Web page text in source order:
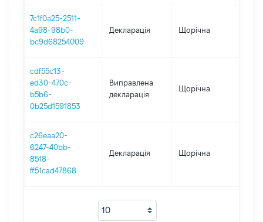
7c1f0a25-2511-
4a98-98b0-
bc9d68254009
Декларація Щорічна
cdf55c13-
ed30-470c-
b5b6-
0b25d1591853
Виправлена
декларація
Щорічна
c26eaa20-
6247-40bb-
8518-
ff51cad47868
Декларація Щорічна